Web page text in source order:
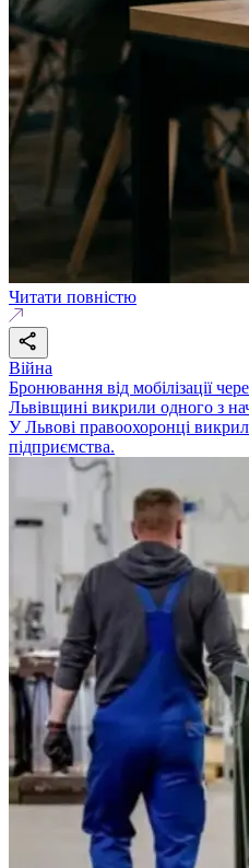
Читати повністю
Війна
Бронювання від мобілізації
Львівщині викрили одного з
У Львові правоохоронці
підприємства.